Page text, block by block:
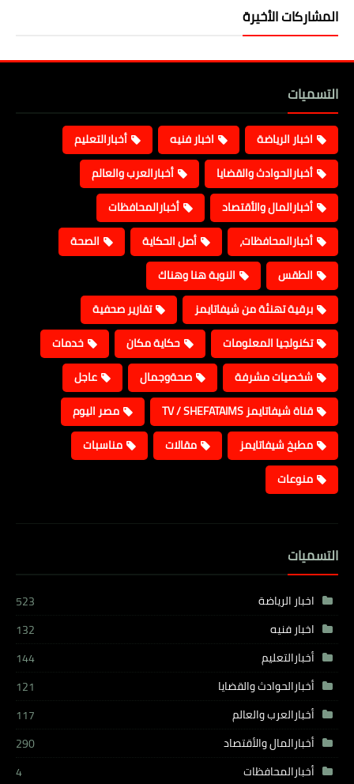
المشاركات الأخيرة
التسميات
اخبار الرياضة اخبار فنيه
أخبارالتعليم
أخبارالحوادث والقضايا
أخبارالعرب والعالم
أخبارالمال والأقتصاد
أخبارالمحافظات
أخبارالمحافظات،
أصل الحكاية
الصحة
الطقس
النوبة هنا وهناك
برقية تهنئة من شيفاتايمز
تقارير صحفية
تكنولجيا المعلومات
حكاية مكان
خدمات
شخصيات مشرفة
صحةوجمال
عاجل
قناة شيفاتايمز TV / SHEFATAIMS
مصر اليوم
مطبخ شيفاتايمز
مقالات
مناسبات
منوعات
التسميات
اخبار الرياضة
523
اخبار فنيه
132
أخبارالتعليم
144
أخبارالحوادث والقضايا
121
أخبارالعرب والعالم
117
أخبارالمال والأقتصاد
290
أخبارالمحافظات
4